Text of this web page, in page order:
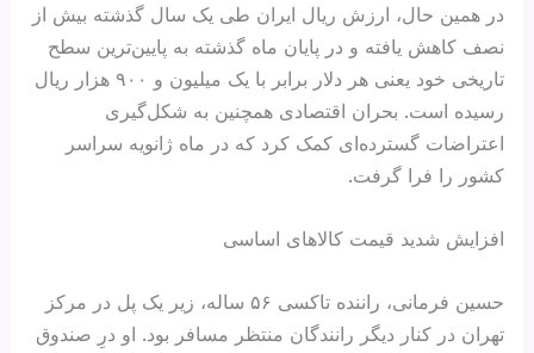
در همین حال، ارزش ریال ایران طی یک سال گذشته بیش از
نصف کاهش یافته و در پایان ماه گذشته به پایین‌ترین سطح
تاریخی خود یعنی هر دلار برابر با یک میلیون و ۹۰۰ هزار ریال
رسیده است. بحران اقتصادی همچنین به شکل‌گیری
اعتراضات گسترده‌ای کمک کرد که در ماه ژانویه سراسر
کشور را فرا گرفت.
افزایش شدید قیمت کالاهای اساسی
حسین فرمانی، راننده تاکسی ۵۶ ساله، زیر یک پل در مرکز
تهران در کنار دیگر رانندگان منتظر مسافر بود. او درِ صندوق